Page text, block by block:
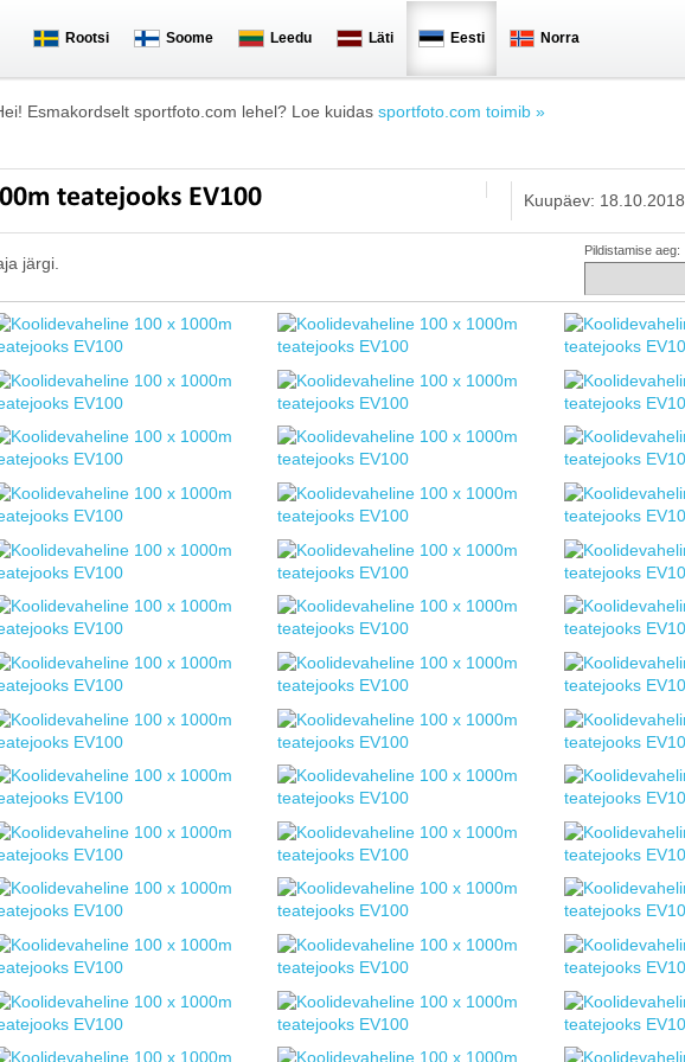
Rootsi Soome Leedu Läti Eesti Norra
Esmakordselt sportfoto.com lehel? Loe kuidas sportfoto.com toimib »
teatejooks EV100 Kuupäev: 18.10.2018
järgi.
Pildistamise aeg: